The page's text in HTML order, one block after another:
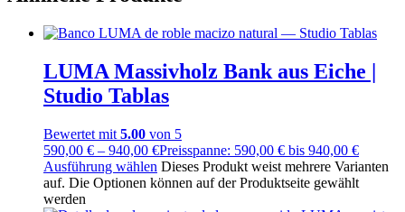
LUMA Massivholz Bank aus Eiche |
Studio Tablas
Bewertet mit 5.00 von 5
590,00 € – 940,00 €Preisspanne: 590,00 € bis 940,00 €
Ausführung wählen Dieses Produkt weist mehrere Varianten
auf. Die Optionen können auf der Produktseite gewählt
werden